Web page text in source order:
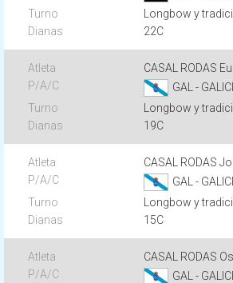
Longbow y
22C
CASAL RODAS
GAL -
Longbow y
19C
CASAL RODAS
GAL -
Longbow y
15C
CASAL RODAS
GAL -